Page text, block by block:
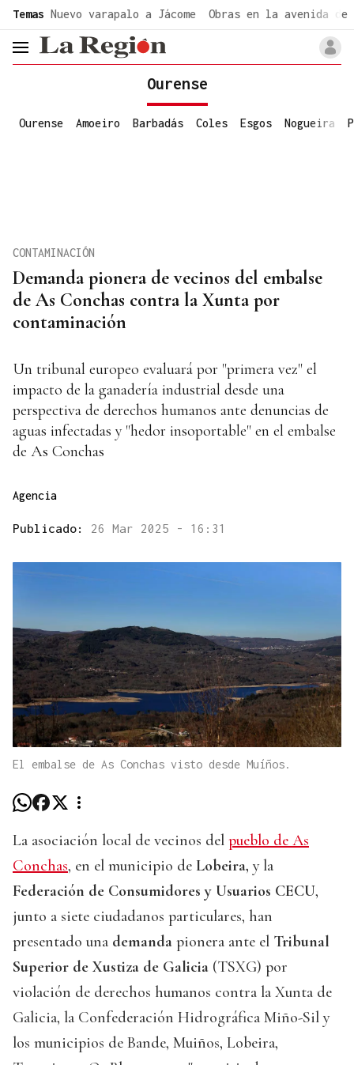
Temas Nuevo varapalo a Jácome Obras en la avenida de
header.menu.open
Ourense
Ourense Amoeiro Barbadás Coles Esgos Nogueira
Demanda pionera de vecinos del embalse
de As Conchas contra la Xunta por
contaminación
CONTAMINACIÓN
Un tribunal europeo evaluará por "primera vez" el
impacto de la ganadería industrial desde una
perspectiva de derechos humanos ante denuncias de
aguas infectadas y "hedor insoportable" en el embalse
de As Conchas
Agencia
Publicado: 26 Mar 2025 - 16:31
El embalse de As Conchas visto desde Muíños.
La asociación local de vecinos del pueblo de As
Conchas, en el municipio de Lobeira, y la
Federación de Consumidores y Usuarios CECU,
junto a siete ciudadanos particulares, han
presentado una demanda pionera ante el Tribunal
Superior de Xustiza de Galicia (TSXG) por
violación de derechos humanos contra la Xunta de
Galicia, la Confederación Hidrográfica Miño-Sil y
los municipios de Bande, Muiños, Lobeira,